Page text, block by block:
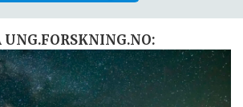
UNG.FORSKNING.NO: